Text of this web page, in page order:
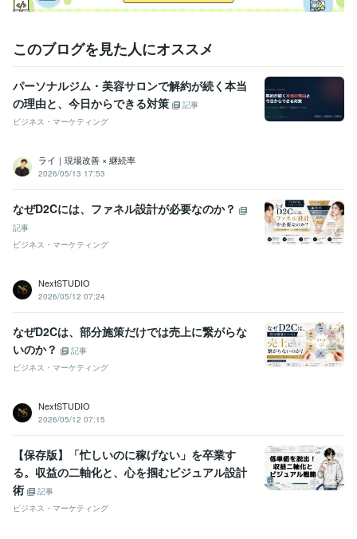
このブログを見た人にオススメ
パーソナルジム・美容サロンで解約が続く本当
の理由と、今日からできる対策
記事
ビジネス・マーケティング
ライ｜現場改善 × 継続率
2026/05/13 17:53
なぜD2Cには、ファネル設計が必要なのか？
記事
ビジネス・マーケティング
NextSTUDIO
2026/05/12 07:24
なぜD2Cは、部分施策だけでは売上に繋がらな
いのか？
記事
ビジネス・マーケティング
NextSTUDIO
2026/05/12 07:15
【保存版】「忙しいのに稼げない」を卒業す
る。収益の二軸化と、心を掴むビジュアル設計
術
記事
ビジネス・マーケティング